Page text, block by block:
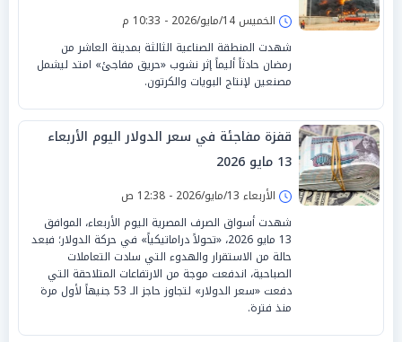
الخميس 14/مايو/2026 - 10:33 م
شهدت المنطقة الصناعية الثالثة بمدينة العاشر من
رمضان حادثاً أليماً إثر نشوب «حريق مفاجئ» امتد ليشمل
مصنعين لإنتاج البويات والكرتون.
قفزة مفاجئة في سعر الدولار اليوم الأربعاء
13 مايو 2026
الأربعاء 13/مايو/2026 - 12:38 ص
شهدت أسواق الصرف المصرية اليوم الأربعاء، الموافق
13 مايو 2026، «تحولاً دراماتيكياً» في حركة الدولار؛ فبعد
حالة من الاستقرار والهدوء التي سادت التعاملات
الصباحية، اندفعت موجة من الارتفاعات المتلاحقة التي
دفعت «سعر الدولار» لتجاوز حاجز الـ 53 جنيهاً لأول مرة
منذ فترة.